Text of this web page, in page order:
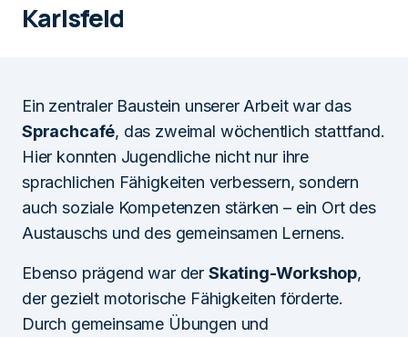
Karlsfeld
Ein zentraler Baustein unserer Arbeit war das
Sprachcafé, das zweimal wöchentlich stattfand.
Hier konnten Jugendliche nicht nur ihre
sprachlichen Fähigkeiten verbessern, sondern
auch soziale Kompetenzen stärken – ein Ort des
Austauschs und des gemeinsamen Lernens.
Ebenso prägend war der Skating-Workshop,
der gezielt motorische Fähigkeiten förderte.
Durch gemeinsame Übungen und